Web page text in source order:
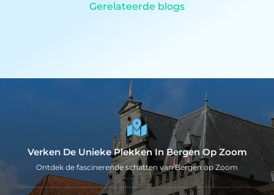
Gerelateerde blogs
Verken De Unieke Plekken In Bergen Op Zoom
Ontdek de fascinerende schatten van Bergen op Zoom